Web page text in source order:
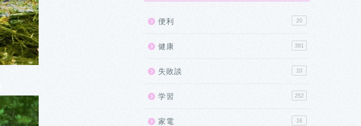
便利 20
健康 381
失敗談 10
学習 252
家電 16